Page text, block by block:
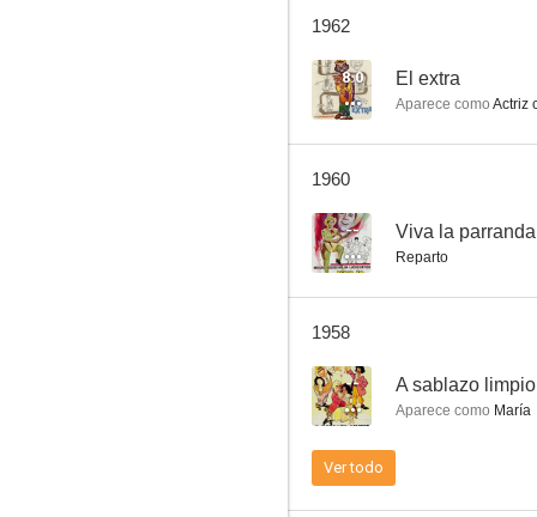
1962
8.0 El extra
Aparece como Actriz
1960
-- Viva la parranda
Reparto
1958
-- A sablazo limpio
Aparece como María
Ver todo